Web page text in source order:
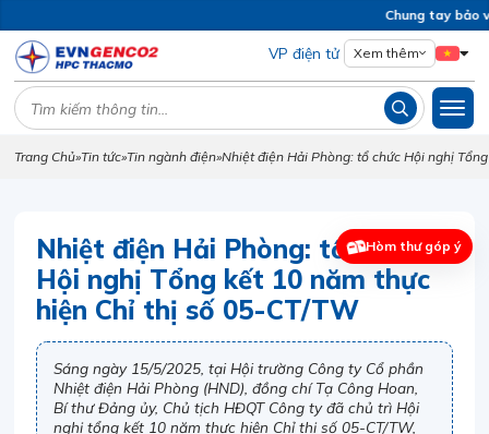
Chung tay bảo
VP điện tử Xem thêm
Trang Chủ»Tin tức»Tin ngành điện»Nhiệt điện Hải Phòng: tổ chức Hội nghị
Nhiệt điện Hải Phòng: tổ chức
Hội nghị Tổng kết 10 năm thực
hiện Chỉ thị số 05-CT/TW
Sáng ngày 15/5/2025, tại Hội trường Công ty Cổ phần
Nhiệt điện Hải Phòng (HND), đồng chí Tạ Công Hoan,
Bí thư Đảng ủy, Chủ tịch HĐQT Công ty đã chủ trì Hội
nghị tổng kết 10 năm thực hiện Chỉ thị số 05-CT/TW,
Hòm thư góp ý